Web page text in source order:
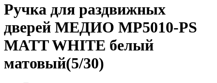
Ручка для раздвижных
дверей МЕДИО МР5010-PS
MATT WHITE белый
матовый(5/30)